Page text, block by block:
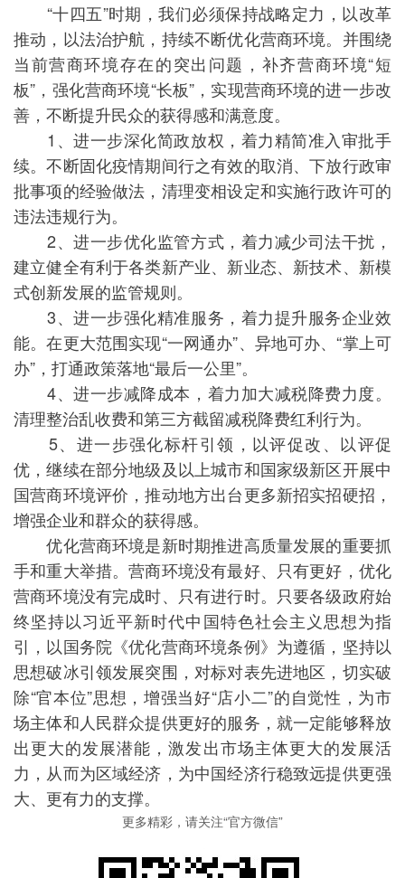
“十四五”时期，我们必须保持战略定力，以改革
推动，以法治护航，持续不断优化营商环境。并围绕
当前营商环境存在的突出问题，补齐营商环境“短
板”，强化营商环境“长板”，实现营商环境的进一步改
善，不断提升民众的获得感和满意度。
1、进一步深化简政放权，着力精简准入审批手
续。不断固化疫情期间行之有效的取消、下放行政审
批事项的经验做法，清理变相设定和实施行政许可的
违法违规行为。
2、进一步优化监管方式，着力减少司法干扰，
建立健全有利于各类新产业、新业态、新技术、新模
式创新发展的监管规则。
3、进一步强化精准服务，着力提升服务企业效
能。在更大范围实现“一网通办”、异地可办、“掌上可
办”，打通政策落地“最后一公里”。
4、进一步减降成本，着力加大减税降费力度。
清理整治乱收费和第三方截留减税降费红利行为。
5、进一步强化标杆引领，以评促改、以评促
优，继续在部分地级及以上城市和国家级新区开展中
国营商环境评价，推动地方出台更多新招实招硬招，
增强企业和群众的获得感。
优化营商环境是新时期推进高质量发展的重要抓
手和重大举措。营商环境没有最好、只有更好，优化
营商环境没有完成时、只有进行时。只要各级政府始
终坚持以习近平新时代中国特色社会主义思想为指
引，以国务院《优化营商环境条例》为遵循，坚持以
思想破冰引领发展突围，对标对表先进地区，切实破
除“官本位”思想，增强当好“店小二”的自觉性，为市
场主体和人民群众提供更好的服务，就一定能够释放
出更大的发展潜能，激发出市场主体更大的发展活
力，从而为区域经济，为中国经济行稳致远提供更强
大、更有力的支撑。
更多精彩，请关注“官方微信”